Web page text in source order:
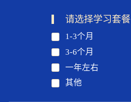
请选择学习套餐
1-3个月
3-6个月
一年左右
其他